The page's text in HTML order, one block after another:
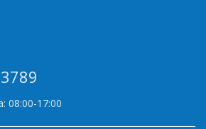
08:00-17:00